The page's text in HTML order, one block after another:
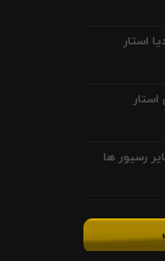
استار
رسیور ها